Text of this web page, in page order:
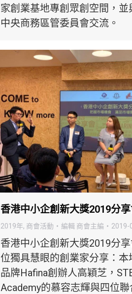
家創業基地專創眾創空間，並
中央商務區管委員會交流。
香港中小企創新大獎2019分
2019年, 商會活動 編輯 商會主編 2019-
香港中小企創新大獎2019分
位獨具慧眼的創業家分享：本
品牌Hafina創辦人高穎芝，
Academy的慕容志輝與四位